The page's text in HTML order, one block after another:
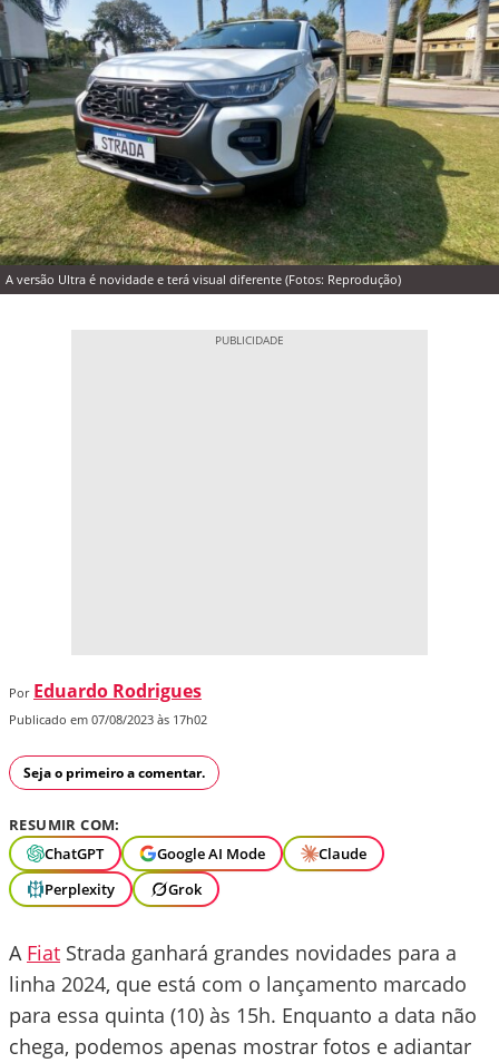
A versão Ultra é novidade e terá visual diferente (Fotos: Reprodução)
Por Eduardo Rodrigues
Publicado em 07/08/2023 às 17h02
Seja o primeiro a comentar.
RESUMIR COM:
ChatGPT
Google AI Mode
Claude
Perplexity
Grok
A Fiat Strada ganhará grandes novidades para a
linha 2024, que está com o lançamento marcado
para essa quinta (10) às 15h. Enquanto a data não
chega, podemos apenas mostrar fotos e adiantar